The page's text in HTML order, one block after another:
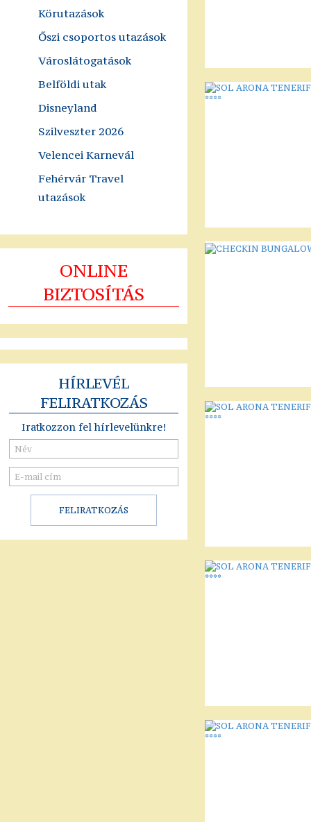
Körutazások
Őszi csoportos utazások
Városlátogatások
Belföldi utak
Disneyland
Szilveszter 2026
Velencei Karnevál
Fehérvár Travel
utazások
ONLINE
BIZTOSÍTÁS
HÍRLEVÉL
FELIRATKOZÁS
Iratkozzon fel hírlevelünkre!